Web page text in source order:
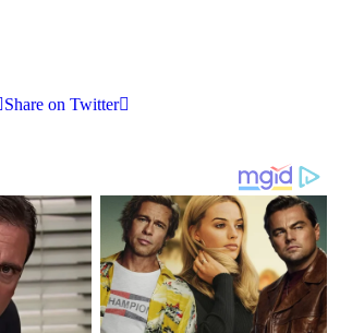
Share on Twitter